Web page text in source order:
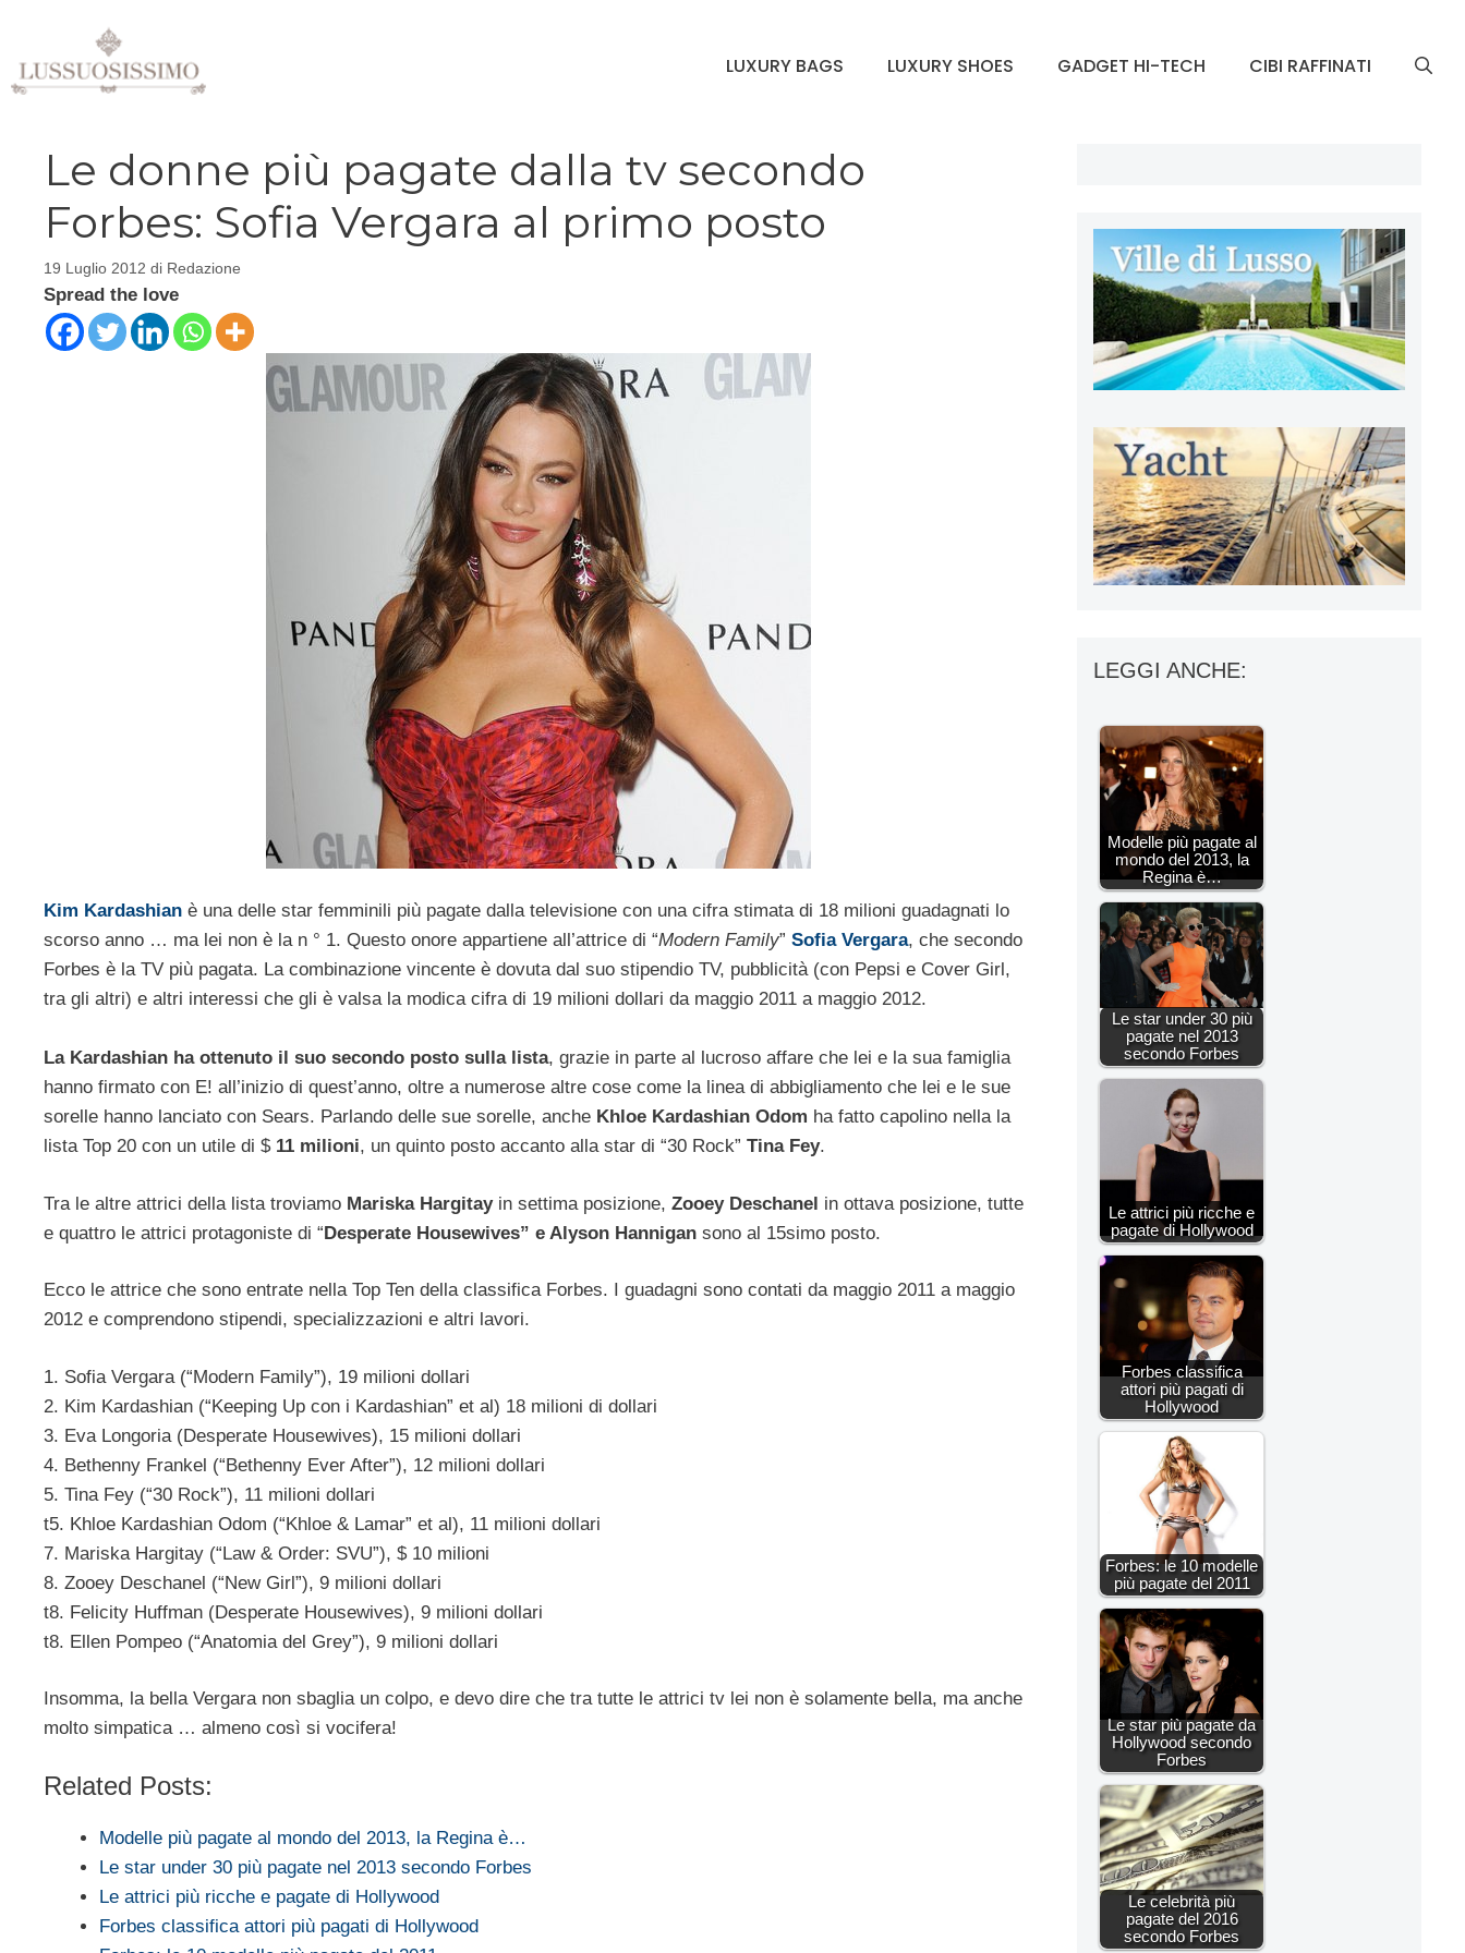
contenuto
LUXURY BAGS LUXURY SHOES GADGET HI-TECH CIBI RAFFINATI
Le donne più pagate dalla tv secondo
Forbes: Sofia Vergara al primo posto
19 Luglio 2012 di Redazione
Spread the love
Kim Kardashian è una delle star femminili più pagate dalla televisione con una cifra stimata di 18 milioni guadagnati lo
scorso anno … ma lei non è la n ° 1. Questo onore appartiene all’attrice di “Modern Family” Sofia Vergara, che secondo
Forbes è la TV più pagata. La combinazione vincente è dovuta dal suo stipendio TV, pubblicità (con Pepsi e Cover Girl,
tra gli altri) e altri interessi che gli è valsa la modica cifra di 19 milioni dollari da maggio 2011 a maggio 2012.
La Kardashian ha ottenuto il suo secondo posto sulla lista, grazie in parte al lucroso affare che lei e la sua famiglia
hanno firmato con E! all’inizio di quest’anno, oltre a numerose altre cose come la linea di abbigliamento che lei e le sue
sorelle hanno lanciato con Sears. Parlando delle sue sorelle, anche Khloe Kardashian Odom ha fatto capolino nella la
lista Top 20 con un utile di $ 11 milioni, un quinto posto accanto alla star di “30 Rock” Tina Fey.
Tra le altre attrici della lista troviamo Mariska Hargitay in settima posizione, Zooey Deschanel in ottava posizione, tutte
e quattro le attrici protagoniste di “Desperate Housewives” e Alyson Hannigan sono al 15simo posto.
Ecco le attrice che sono entrate nella Top Ten della classifica Forbes. I guadagni sono contati da maggio 2011 a maggio
2012 e comprendono stipendi, specializzazioni e altri lavori.
1. Sofia Vergara (“Modern Family”), 19 milioni dollari
2. Kim Kardashian (“Keeping Up con i Kardashian” et al) 18 milioni di dollari
3. Eva Longoria (Desperate Housewives), 15 milioni dollari
4. Bethenny Frankel (“Bethenny Ever After”), 12 milioni dollari
5. Tina Fey (“30 Rock”), 11 milioni dollari
t5. Khloe Kardashian Odom (“Khloe & Lamar” et al), 11 milioni dollari
7. Mariska Hargitay (“Law & Order: SVU”), $ 10 milioni
8. Zooey Deschanel (“New Girl”), 9 milioni dollari
t8. Felicity Huffman (Desperate Housewives), 9 milioni dollari
t8. Ellen Pompeo (“Anatomia del Grey”), 9 milioni dollari
Insomma, la bella Vergara non sbaglia un colpo, e devo dire che tra tutte le attrici tv lei non è solamente bella, ma anche
molto simpatica … almeno così si vocifera!
Related Posts:
Modelle più pagate al mondo del 2013, la Regina è…
Le star under 30 più pagate nel 2013 secondo Forbes
Le attrici più ricche e pagate di Hollywood
Forbes classifica attori più pagati di Hollywood
LEGGI ANCHE:
Modelle più pagate al
mondo del 2013, la
Regina è…
Le star under 30 più
pagate nel 2013
secondo Forbes
Le attrici più ricche e
pagate di Hollywood
Forbes classifica
attori più pagati di
Hollywood
Forbes: le 10 modelle
più pagate del 2011
Le star più pagate da
Hollywood secondo
Forbes
Le celebrità più
pagate del 2016
secondo Forbes